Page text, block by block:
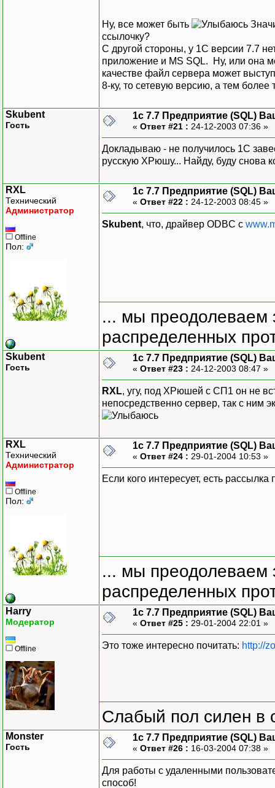
Ну, все может быть
ссылочку?
С другой стороны, у 1С версии 7.7
приложение и MS SQL. Ну, или она
качестве файл сервера может
8-ку, то сетевую версию, а тем
Skubent
Гость
1с 7.7 Предприятие (SQL)
« Ответ #21 : 24-12-2003 07:36 »
Докладываю - не получилось 1С
русскую ХРюшу... Найду, буду снова
RXL
Технический
Администратор
Offline
Пол:
1с 7.7 Предприятие (SQL)
« Ответ #22 : 24-12-2003 08:45 »
Skubent, что, драйвер ODBC с
... мы преодолеваем
распределенных
Skubent
Гость
1с 7.7 Предприятие (SQL)
« Ответ #23 : 24-12-2003 08:47 »
RXL, угу, под ХРюшей с СП1 он не
непосредственно сервер, так с ним
RXL
Технический
Администратор
Offline
Пол:
1с 7.7 Предприятие (SQL)
« Ответ #24 : 29-01-2004 10:53 »
Если кого интересует, есть
... мы преодолеваем
распределенных
Harry
Модератор
Offline
1с 7.7 Предприятие (SQL)
« Ответ #25 : 29-01-2004 22:01 »
Это тоже интересно почитать: http://
Слабый пол силен в
Monster
Гость
1с 7.7 Предприятие (SQL)
« Ответ #26 : 16-03-2004 07:38 »
Для работы с удаленными
способ!